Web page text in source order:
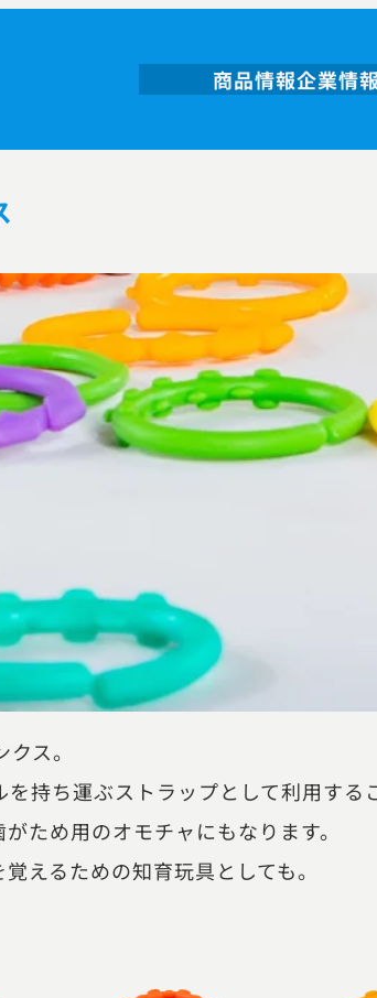
商品情報企業情報
ス。
持ち運ぶストラップとして利用する
ため用のオモチャにもなります。
えるための知育玩具としても。